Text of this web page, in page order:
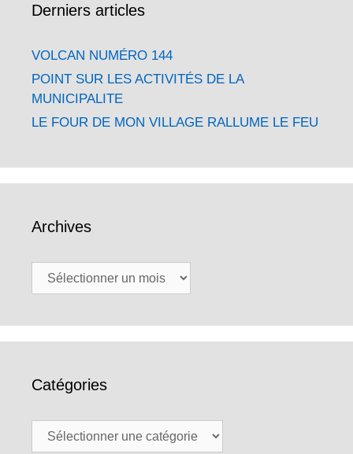
Derniers articles
VOLCAN NUMÉRO 144
POINT SUR LES ACTIVITÉS DE LA
MUNICIPALITE
LE FOUR DE MON VILLAGE RALLUME LE FEU
Archives
Archives
Catégories
Catégories